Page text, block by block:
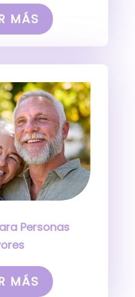
MÁS
Personas
MÁS